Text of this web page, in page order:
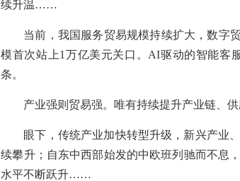
续升温……
当前，我国服务贸易规模持续扩大，数字
模首次站上1万亿美元关口。AI驱动的智能客
条。
产业强则贸易强。唯有持续提升产业链、
眼下，传统产业加快转型升级，新兴产业
续攀升；自东中西部始发的中欧班列驰而不息
水平不断跃升……